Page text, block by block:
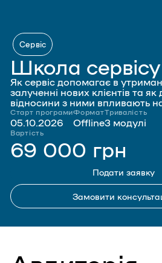
Сервіс
Школа сервісу
Як сервіс допомагає в
залученні нових клієнтів та як
відносини з ними впливають
Старт програми
05.10.2026
Формат
Offline
Тривалість
3 модулі
Вартість
69 000 грн
Подати заявку
Замовити